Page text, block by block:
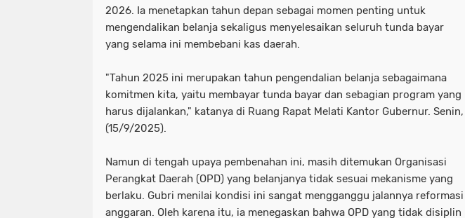
2026. Ia menetapkan tahun depan sebagai momen penting untuk
mengendalikan belanja sekaligus menyelesaikan seluruh tunda bayar
yang selama ini membebani kas daerah.
"Tahun 2025 ini merupakan tahun pengendalian belanja sebagaimana
komitmen kita, yaitu membayar tunda bayar dan sebagian program yang
harus dijalankan," katanya di Ruang Rapat Melati Kantor Gubernur. Senin,
(15/9/2025).
Namun di tengah upaya pembenahan ini, masih ditemukan Organisasi
Perangkat Daerah (OPD) yang belanjanya tidak sesuai mekanisme yang
berlaku. Gubri menilai kondisi ini sangat mengganggu jalannya reformasi
anggaran. Oleh karena itu, ia menegaskan bahwa OPD yang tidak disiplin